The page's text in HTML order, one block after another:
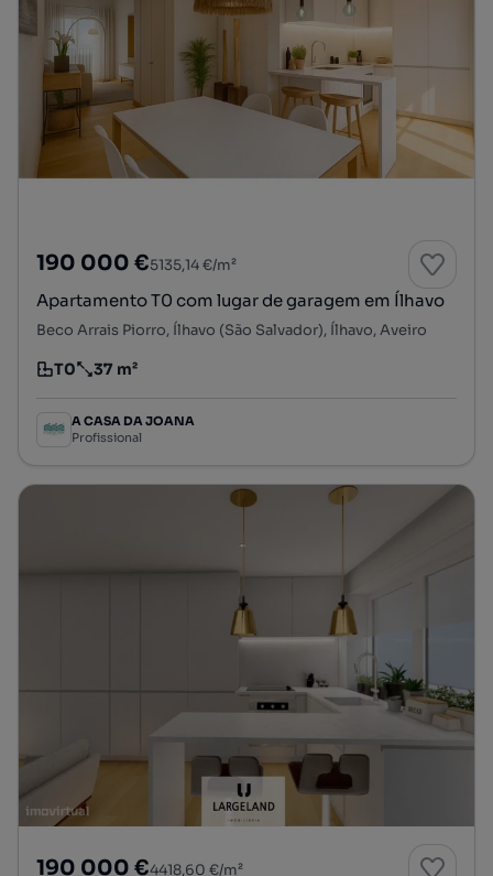
190 000 €5135,14 €/m²
Apartamento T0 com lugar de garagem em Ílhavo
Beco Arrais Piorro, Ílhavo (São Salvador), Ílhavo, Aveiro
Tipologia
T0
Preço por metro quadrado
37 m²
A CASA DA JOANA
Profissional
190 000 €4418,60 €/m²